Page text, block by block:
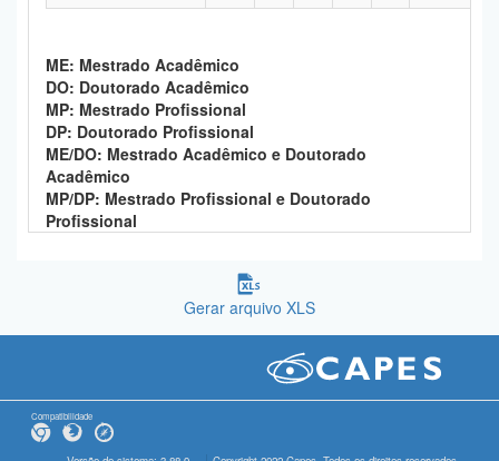
ME: Mestrado Acadêmico
DO: Doutorado Acadêmico
MP: Mestrado Profissional
DP: Doutorado Profissional
ME/DO: Mestrado Acadêmico e Doutorado
Acadêmico
MP/DP: Mestrado Profissional e Doutorado
Profissional
Gerar arquivo XLS
Compatibilidade